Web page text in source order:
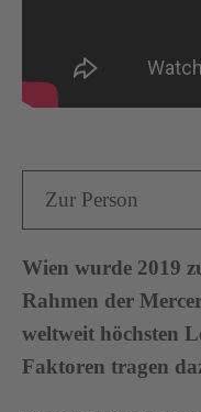
Zur Person
Wien wurde 2019
Rahmen der
weltweit höchsten
Faktoren tragen